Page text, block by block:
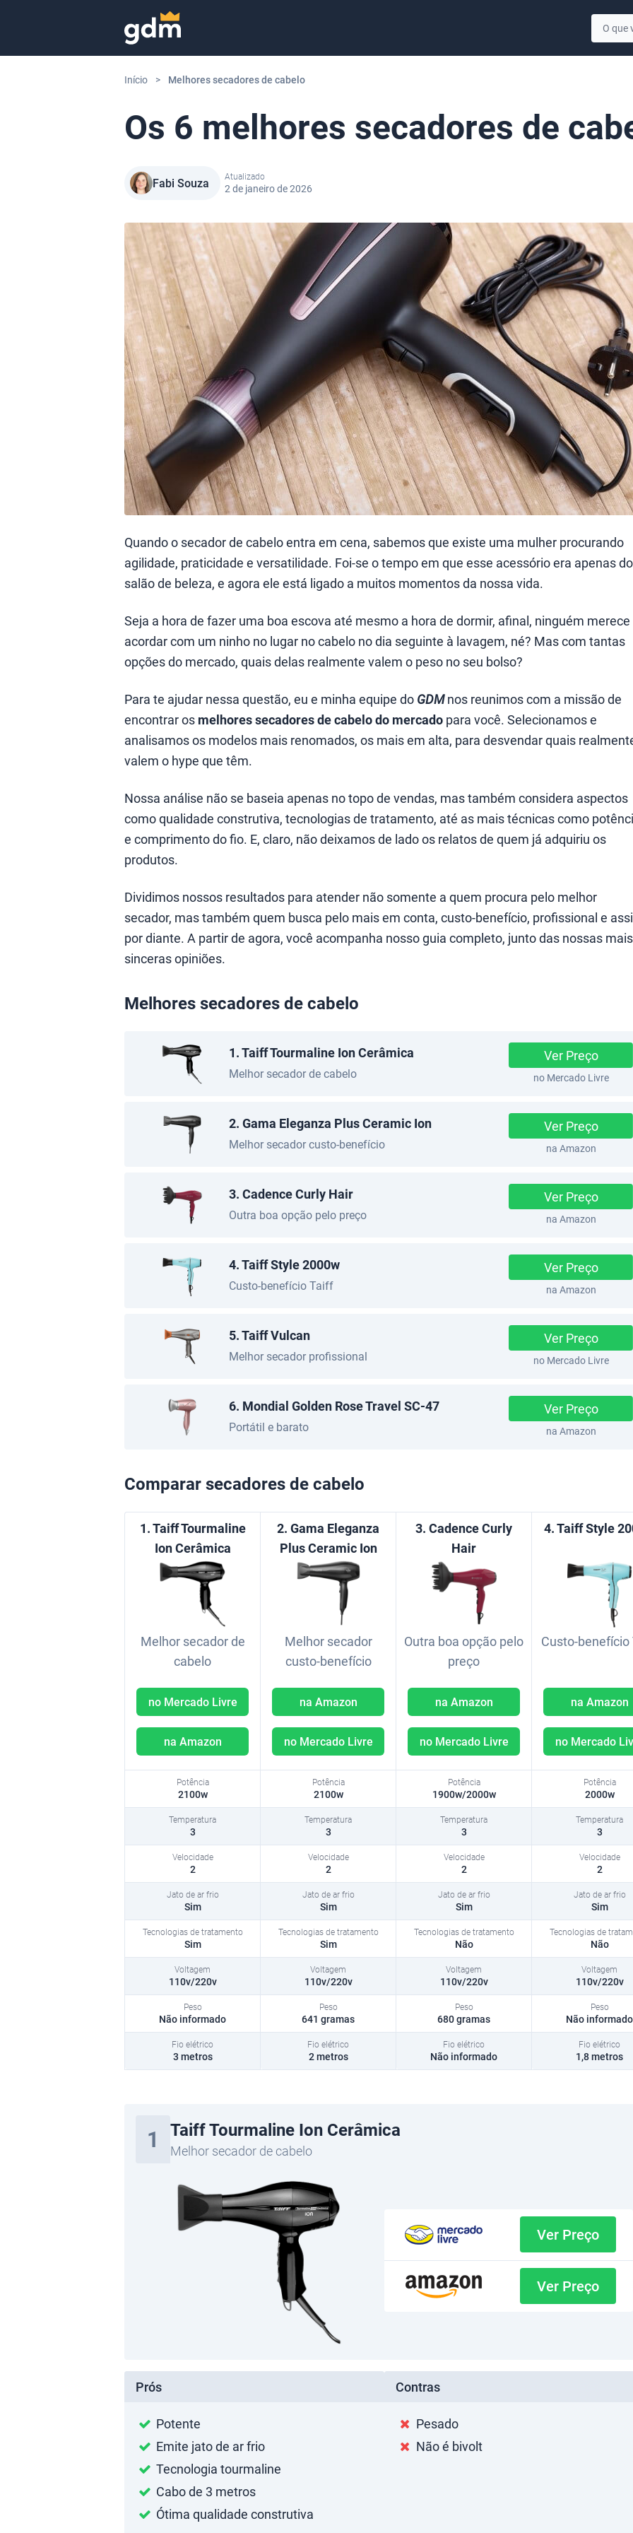
Início > Melhores secadores de cabelo
Os 6 melhores secadores de
Fabi Souza Atualizado
2 de janeiro de 2026
Quando o secador de cabelo entra em cena, sabemos que existe uma mulher procurando
agilidade, praticidade e versatilidade. Foi-se o tempo em que esse acessório era apenas do
salão de beleza, e agora ele está ligado a muitos momentos da nossa vida.
Seja a hora de fazer uma boa escova até mesmo a hora de dormir, afinal, ninguém merece
acordar com um ninho no lugar no cabelo no dia seguinte à lavagem, né? Mas com tantas
opções do mercado, quais delas realmente valem o peso no seu bolso?
Para te ajudar nessa questão, eu e minha equipe do GDMnos reunimos com a missão de
encontrar os melhores secadores de cabelo do mercado para você. Selecionamos e
analisamos os modelos mais renomados, os mais em alta, para desvendar quais
valem o hype que têm.
Nossa análise não se baseia apenas no topo de vendas, mas também considera aspectos
como qualidade construtiva, tecnologias de tratamento, até as mais técnicas como
e comprimento do fio. E, claro, não deixamos de lado os relatos de quem já adquiriu os
produtos.
Dividimos nossos resultados para atender não somente a quem procura pelo melhor
secador, mas também quem busca pelo mais em conta, custo-benefício, profissional e
por diante. A partir de agora, você acompanha nosso guia completo, junto das nossas mais
sinceras opiniões.
Melhores secadores de cabelo
1. Taiff Tourmaline Ion Cerâmica
Melhor secador de cabelo
Ver Preço
no Mercado Livre
2. Gama Eleganza Plus Ceramic Ion
Melhor secador custo-benefício
Ver Preço
na Amazon
3. Cadence Curly Hair
Outra boa opção pelo preço
Ver Preço
na Amazon
4. Taiff Style 2000w
Custo-benefício Taiff
Ver Preço
na Amazon
5. Taiff Vulcan
Melhor secador profissional
Ver Preço
no Mercado Livre
6. Mondial Golden Rose Travel SC-47
Portátil e barato
Ver Preço
na Amazon
Comparar secadores de cabelo
1. Taiff Tourmaline
Ion Cerâmica
Melhor secador de
cabelo
no Mercado Livre
na Amazon
Potência
2100w
Temperatura
3
Velocidade
2
Jato de ar frio
Sim
Tecnologias de tratamento
Sim
Voltagem
110v/220v
Peso
Não informado
Fio elétrico
3 metros
2. Gama Eleganza
Plus Ceramic Ion
Melhor secador
custo-benefício
na Amazon
no Mercado Livre
2100w
3
2
Sim
Sim
110v/220v
641 gramas
2 metros
3. Cadence Curly
Hair
Outra boa opção pelo
preço
na Amazon
no Mercado Livre
1900w/2000w
3
2
Sim
Não
110v/220v
680 gramas
Não informado
4. Taiff Style
Custo-benefício
na Amazon
no Mercado
2000w
3
2
Sim
Não
110v/220v
Não informado
1,8 metros
1 Taiff Tourmaline Ion Cerâmica
Melhor secador de cabelo
Ver Preço
Ver Preço
Prós
Potente
Emite jato de ar frio
Tecnologia tourmaline
Cabo de 3 metros
Ótima qualidade construtiva
Contras
Pesado
Não é bivolt